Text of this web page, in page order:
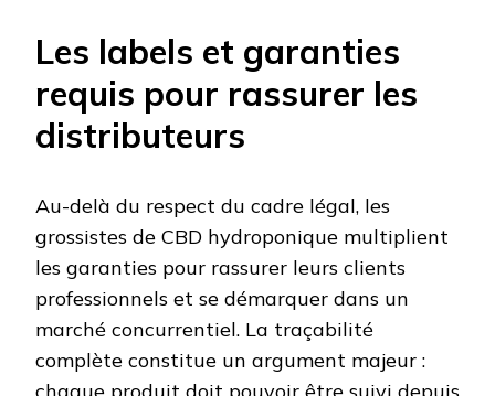
Les labels et garanties
requis pour rassurer les
distributeurs
Au-delà du respect du cadre légal, les
grossistes de CBD hydroponique multiplient
les garanties pour rassurer leurs clients
professionnels et se démarquer dans un
marché concurrentiel. La traçabilité
complète constitue un argument majeur :